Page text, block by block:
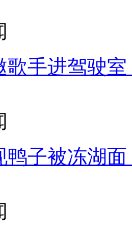
歌手进驾驶
鸭子被冻湖